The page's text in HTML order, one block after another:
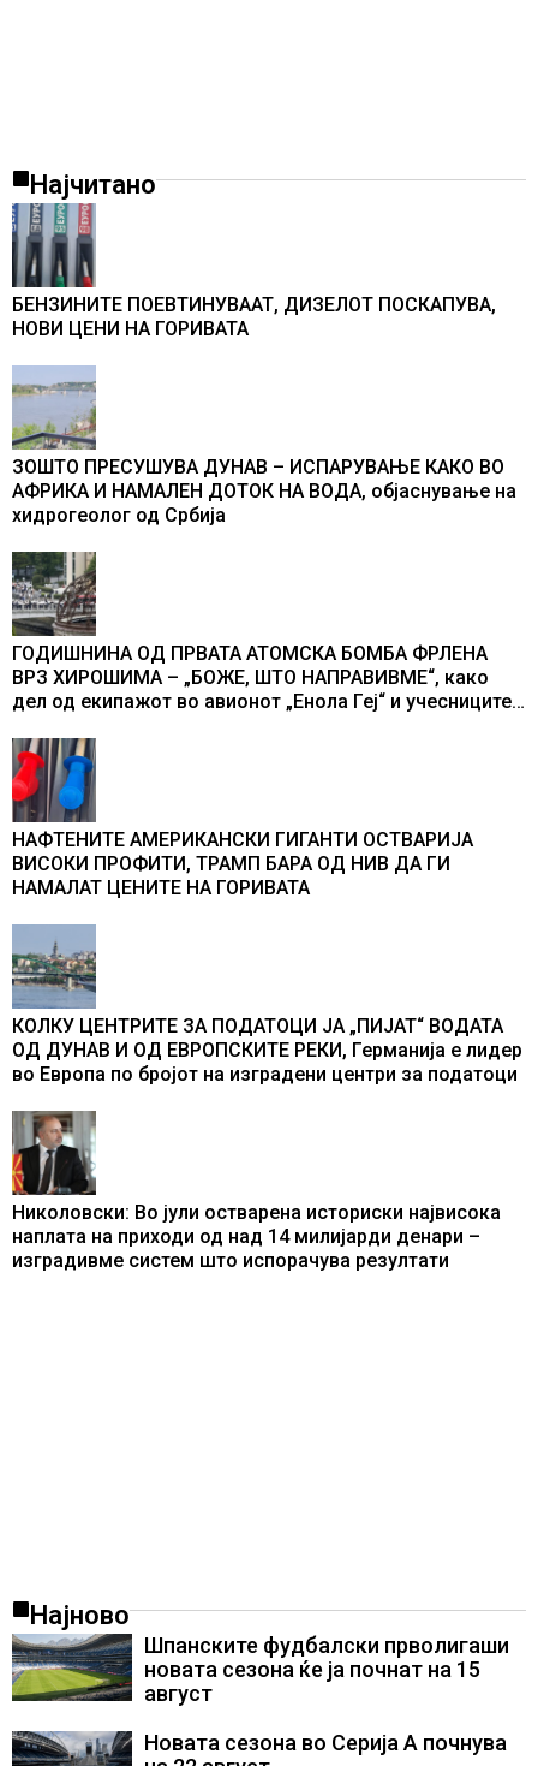
Најчитано
БЕНЗИНИТЕ ПОЕВТИНУВААТ, ДИЗЕЛОТ ПОСКАПУВА,
НОВИ ЦЕНИ НА ГОРИВАТА
ЗОШТО ПРЕСУШУВА ДУНАВ – ИСПАРУВАЊЕ КАКО ВО
АФРИКА И НАМАЛЕН ДОТОК НА ВОДА, објаснување на
хидрогеолог од Србија
ГОДИШНИНА ОД ПРВАТА АТОМСКА БОМБА ФРЛЕНА
ВРЗ ХИРОШИМА – „БОЖЕ, ШТО НАПРАВИВМЕ“, како
дел од екипажот во авионот „Енола Геј“ и учесниците
промени текот на историјата
НАФТЕНИТЕ АМЕРИКАНСКИ ГИГАНТИ ОСТВАРИЈА
ВИСОКИ ПРОФИТИ, ТРАМП БАРА ОД НИВ ДА ГИ
НАМАЛАТ ЦЕНИТЕ НА ГОРИВАТА
КОЛКУ ЦЕНТРИТЕ ЗА ПОДАТОЦИ ЈА „ПИЈАТ“ ВОДАТА
ОД ДУНАВ И ОД ЕВРОПСКИТЕ РЕКИ, Германија е лидер
во Европа по бројот на изградени центри за податоци
Николовски: Во јули остварена историски највисока
наплата на приходи од над 14 милијарди денари –
изградивме систем што испорачува резултати
Најново
Шпанските фудбалски прволигаши
новата сезона ќе ја почнат на 15
август
Новата сезона во Серија А почнува